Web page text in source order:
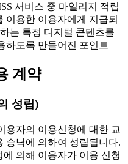
서비스 중 마일리지 적립
이용한 이용자에게 지급되
는 특정 디지털 콘텐츠를
하도록 만들어진 포인트
계약
성립)
자의 이용신청에 대한 교
승낙에 의하여 성립됩니다.
의해 이용자가 이용 신청